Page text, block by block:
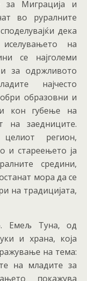
за Миграција и
во руралните
дека
на
се најголеми
за одржливото
најчесто
образовни и
кон губење на
на заедниците.
регион,
и стареењето ја
средини,
мора да се
на традицијата,
Емељ Туна, од
и храна, која
на тема:
на младите за
покажува